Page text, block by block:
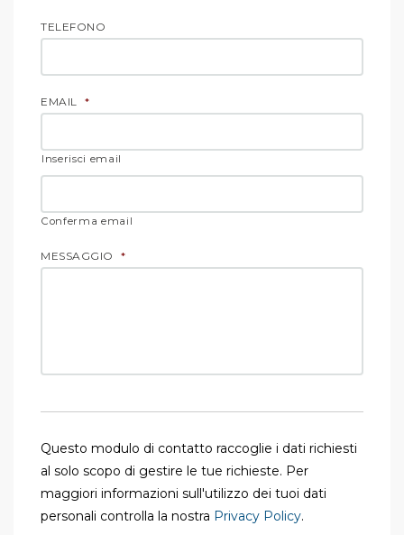
TELEFONO
EMAIL *
Inserisci email
Conferma email
MESSAGGIO *
Questo modulo di contatto raccoglie i dati richiesti
al solo scopo di gestire le tue richieste. Per
maggiori informazioni sull'utilizzo dei tuoi dati
personali controlla la nostra Privacy Policy.